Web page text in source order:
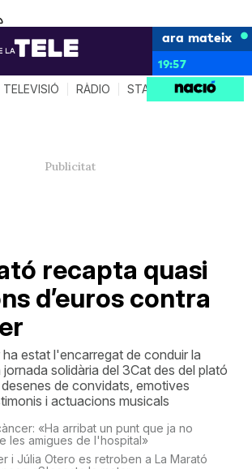
ara mateix
19:57
TELEVISIÓ RÀDIO STAR SYSTEM
recapta quasi
d’euros contra
ha estat l'encarregat de conduir la
solidària del 3Cat des del plató
de convidats, emotives
i actuacions musicals
«Ha arribat un punt que ja no
les amigues de l'hospital»
i Júlia Otero es retroben a La Marató